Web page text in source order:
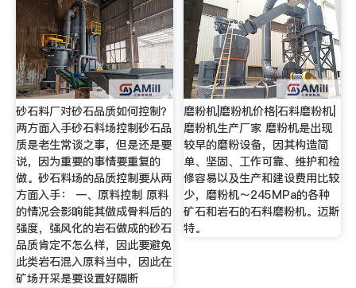
砂石料厂对砂石品质如何控制？
两方面入手砂石料场控制砂石品
质是老生常谈之事，但是还是要
说，因为重要的事情要重复的
做。砂石料场的品质控制要从两
方面入手： 一、原料控制 原料
的情况会影响能其做成骨料后的
强度，强风化的岩石做成的砂石
品质肯定不怎么样，因此要避免
此类岩石混入原料当中，因此在
矿场开采是要设置好隔断
磨粉机|磨粉机价格|石料磨粉机|
磨粉机生产厂家 磨粉机是出现
较早的磨粉设备，因其构造简
单、坚固、工作可靠、维护和检
修容易以及生产和建设费用比较
少，磨粉机～245MPa的各种
矿石和岩石的石料磨粉机。迈斯
特。